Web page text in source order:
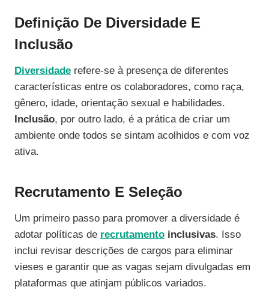
Definição De Diversidade E
Inclusão
Diversidade refere-se à presença de diferentes
características entre os colaboradores, como raça,
gênero, idade, orientação sexual e habilidades.
Inclusão, por outro lado, é a prática de criar um
ambiente onde todos se sintam acolhidos e com voz
ativa.
Recrutamento E Seleção
Um primeiro passo para promover a diversidade é
adotar políticas de recrutamento inclusivas. Isso
inclui revisar descrições de cargos para eliminar
vieses e garantir que as vagas sejam divulgadas em
plataformas que atinjam públicos variados.